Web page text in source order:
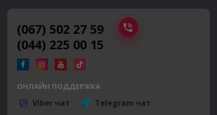
(067) 502 27 59
(044) 225 00 15
ОНЛАЙН ПОДДЕРЖКА
Viber чат Telegram чат